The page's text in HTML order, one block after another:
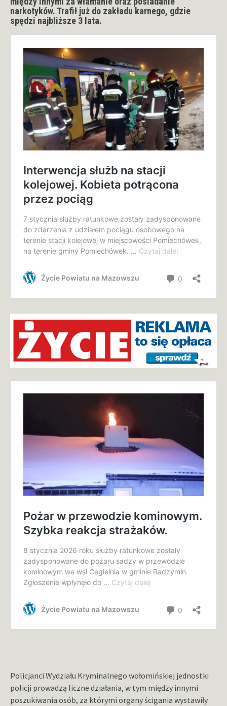
narkotyków. Trafił już do zakładu karnego, gdzie
spędzi najbliższe 3 lata.
Policjanci Wydziału Kryminalnego wołomińskiej jednostki
policji prowadzą liczne działania, w tym między innymi
poszukiwania osób, za którymi organy ścigania wystawiły